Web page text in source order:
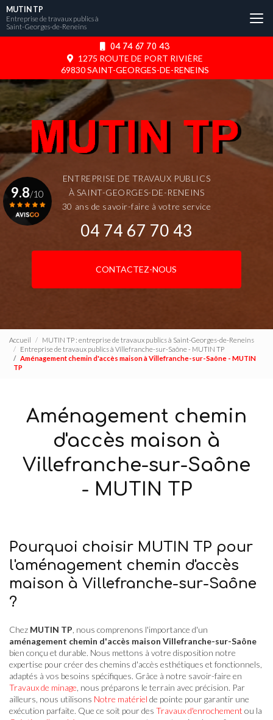
Aller
au
contenu
04 74 67 70 43
1275 ROUTE DE PORT RIVIÈRE
69830 SAINT-GEORGES-DE-RENEINS
MUTIN TP
Entreprise de travaux publics à
Saint-Georges-de-Reneins
ENTREPRISE DE TRAVAUX PUBLICS
À SAINT-GEORGES-DE-RENEINS
30 ans de savoir-faire à votre service
04 74 67 70 43
CONTACTEZ-NOUS
9.8/10
Accueil
MUTIN TP : entreprise de travaux publics à Saint-Georges-de-Reneins
Entreprise de travaux publics à Villefranche-sur-Saône - MUTIN TP
Aménagement chemin d'accès maison à Villefranche-sur-Saône - MUTIN
TP
Aménagement chemin
d'accès maison à
Villefranche-sur-Saône
- MUTIN TP
Pourquoi choisir MUTIN TP pour
l'aménagement chemin d'accès
maison à Villefranche-sur-Saône
?
Chez MUTIN TP , nous comprenons l'importance d'un
aménagement chemin d'accès maison Villefranche-sur-Saône
bien conçu et durable. Nous mettons à votre disposition notre
expertise pour créer des chemins d'accès esthétiques et fonctionnels,
adaptés à vos besoins spécifiques. Grâce à notre savoir-faire en
Travaux de minage , nous préparons le terrain avec précision. Par
ailleurs, nous utilisons Notre matériel de pointe pour garantir une
exécution parfaite. Que ce soit pour des Travaux d'enrochement ou la